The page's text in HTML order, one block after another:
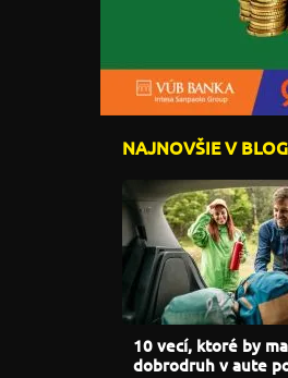
NAJNOVŠIE V
10 vecí, ktoré by
dobrodruh v aute